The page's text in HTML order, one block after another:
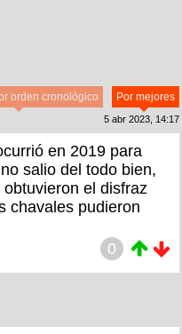
Por mejores
orden cronológico
5 abr 2023, 14:17
en 2019 para
salio del todo bien,
el disfraz
chavales pudieron
0